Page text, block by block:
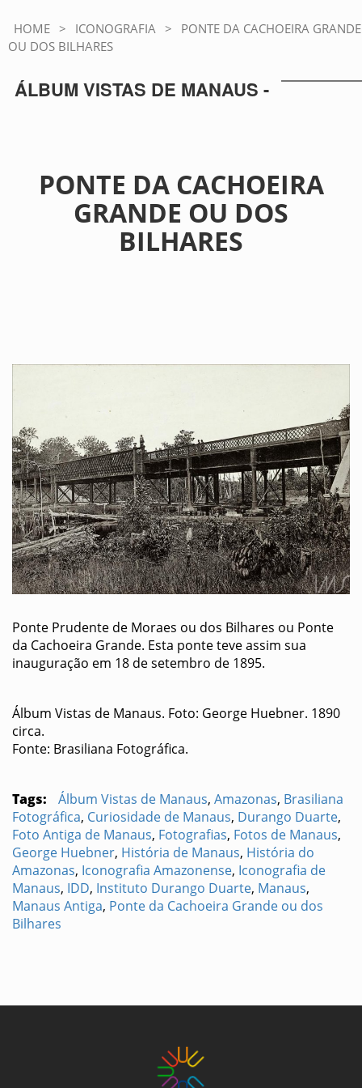
HOME > ICONOGRAFIA >
PONTE DA CACHOEIRA GRANDE
OU DOS BILHARES
ÁLBUM VISTAS DE MANAUS -
PONTE DA CACHOEIRA
GRANDE OU DOS
BILHARES
Ponte Prudente de Moraes ou dos Bilhares ou Ponte
da Cachoeira Grande. Esta ponte teve assim sua
inauguração em 18 de setembro de 1895.
Álbum Vistas de Manaus. Foto: George Huebner. 1890
circa.
Fonte: Brasiliana Fotográfica.
Tags: Álbum Vistas de Manaus, Amazonas, Brasiliana
Fotográfica, Curiosidade de Manaus, Durango Duarte,
Foto Antiga de Manaus, Fotografias, Fotos de Manaus,
George Huebner, História de Manaus, História do
Amazonas, Iconografia Amazonense, Iconografia de
Manaus, IDD, Instituto Durango Duarte, Manaus,
Manaus Antiga, Ponte da Cachoeira Grande ou dos
Bilhares